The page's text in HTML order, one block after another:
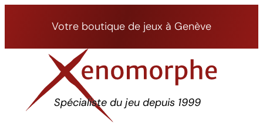
Votre boutique de jeux à Genève
Spécialiste du jeu depuis 1999